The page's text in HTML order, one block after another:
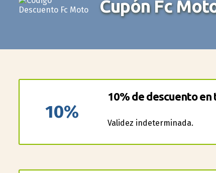
Cupón Fc
10%
10% de descuento
Validez indeterminada.